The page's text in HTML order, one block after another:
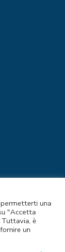
una
"Accetta
è
un